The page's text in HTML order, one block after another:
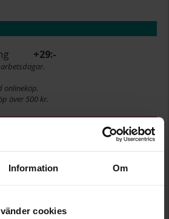
Information Om
cookies
+29:-
onlineköp.
över 500 kr.
I VARUKORGEN
9